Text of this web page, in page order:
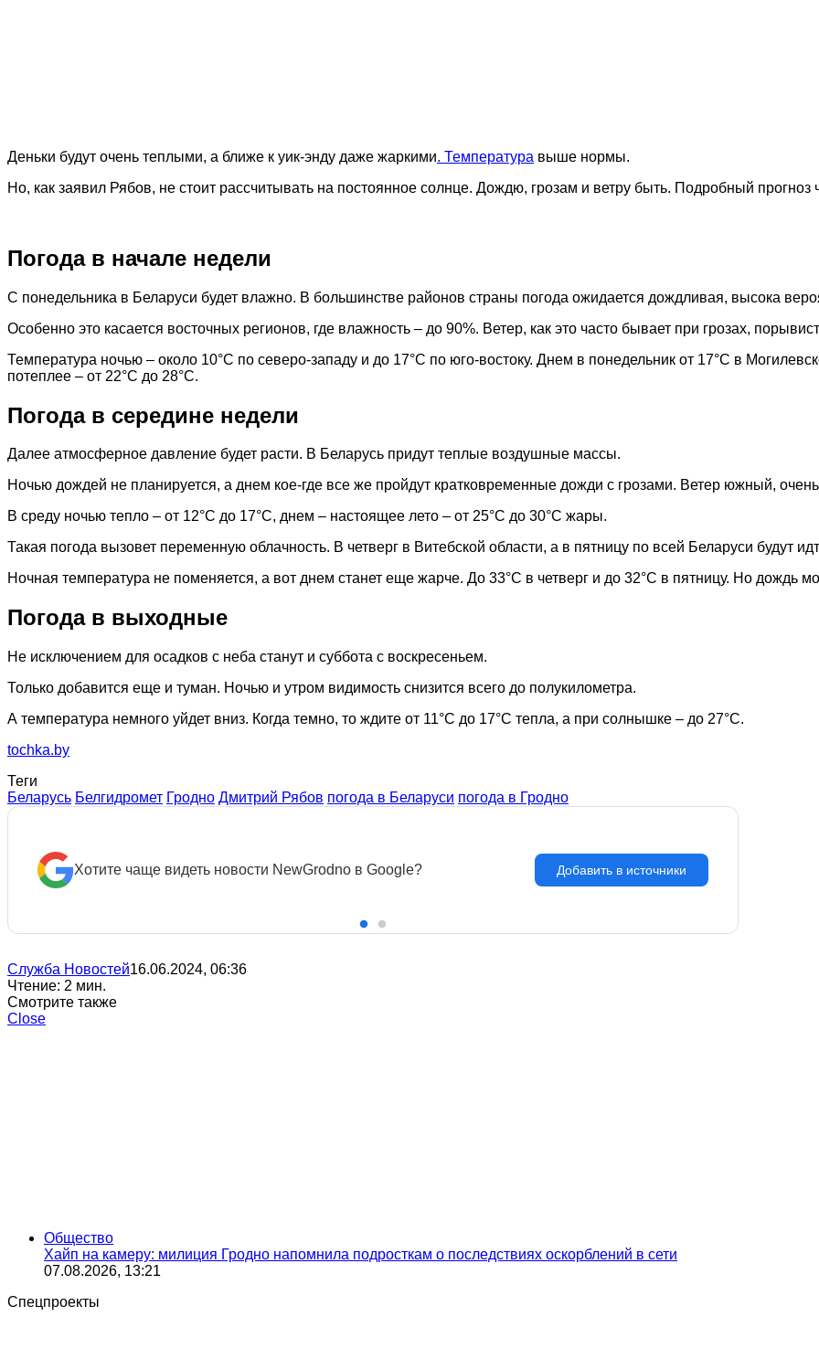
Деньки будут очень теплыми, а ближе к уик-энду даже жаркими. Температура выше нормы.
Но, как заявил Рябов, не стоит рассчитывать на постоянное солнце. Дождю, грозам и ветру быть. Подробный прогноз
Погода в начале недели
С понедельника в Беларуси будет влажно. В большинстве районов страны погода ожидается дождливая, высока
Особенно это касается восточных регионов, где влажность – до 90%. Ветер, как это часто бывает при грозах,
Температура ночью – около 10°C по северо-западу и до 17°C по юго-востоку. Днем в понедельник от 17°C в
потеплее – от 22°C до 28°C.
Погода в середине недели
Далее атмосферное давление будет расти. В Беларусь придут теплые воздушные массы.
Ночью дождей не планируется, а днем кое-где все же пройдут кратковременные дожди с грозами. Ветер южный,
В среду ночью тепло – от 12°C до 17°C, днем – настоящее лето – от 25°C до 30°C жары.
Такая погода вызовет переменную облачность. В четверг в Витебской области, а в пятницу по всей Беларуси будут
Ночная температура не поменяется, а вот днем станет еще жарче. До 33°C в четверг и до 32°C в пятницу. Но дождь
Погода в выходные
Не исключением для осадков с неба станут и суббота с воскресеньем.
Только добавится еще и туман. Ночью и утром видимость снизится всего до полукилометра.
А температура немного уйдет вниз. Когда темно, то ждите от 11°C до 17°C тепла, а при солнышке – до 27°C.
tochka.by
Теги
Беларусь Белгидромет Гродно Дмитрий Рябов погода в Беларуси погода в Гродно
Хотите чаще видеть новости NewGrodno в Google? Добавить в источники
Служба Новостей16.06.2024, 06:36
Чтение: 2 мин.
Смотрите также
Close
Общество
Хайп на камеру: милиция Гродно напомнила подросткам о последствиях оскорблений в сети
07.08.2026, 13:21
Спецпроекты